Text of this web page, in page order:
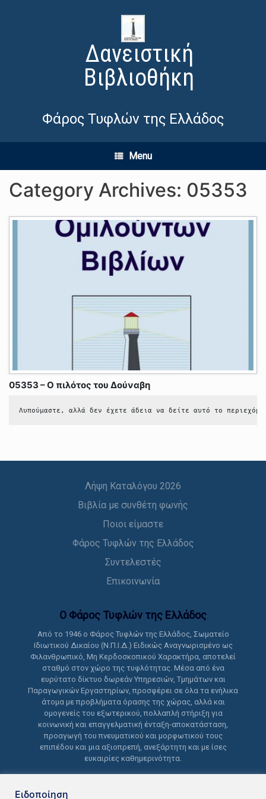
Δανειστική
Βιβλιοθήκη
Φάρος Τυφλών της Ελλάδος
Menu
Category Archives: 05353
05353 – Ο πιλότος του Δούναβη
Λυπούμαστε, αλλά δεν έχετε άδεια να δείτε αυτό το
Λήψη Καταλόγου 2026
Βιβλία με συνθέτη φωνής
Ποιοι είμαστε
Φάρος Τυφλών της Ελλάδος
Συντελεστές
Επικοινωνία
Ο Φάρος Τυφλών της Ελλάδoς
Από το 1946 ο Φάρος Τυφλών της Ελλάδος, Σωματείο
Ιδιωτικού Δικαίου (Ν.Π.Ι.Δ.) Ειδικώς Αναγνωρισμένο ως
Φιλανθρωπικό, Μη Κερδοσκοπικού Χαρακτήρα, αποτελεί
σταθμό στον χώρο της τυφλότητας. Μέσα από ένα
ευρύτατο δίκτυο δωρεάν Υπηρεσιών, Τμημάτων και
Παραγωγικών Εργαστηρίων, προσφέρει σε όλα τα ενήλικα
άτομα με προβλήματα όρασης της χώρας, αλλά και
ομογενείς του εξωτερικού, πολλαπλή στήριξη για
κοινωνική και επαγγελματική ένταξη-αποκατάσταση,
προαγωγή του πνευματικού και μορφωτικού τους
επιπέδου και μια αξιοπρεπή, ανεξάρτητη και με ίσες
ευκαιρίες καθημερινότητα.
Ειδοποίηση